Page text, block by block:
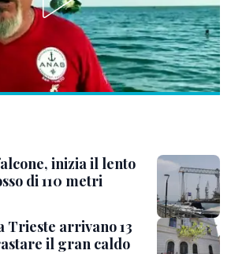
inizia il lento
di 110 metri
Trieste arrivano 13
il gran caldo